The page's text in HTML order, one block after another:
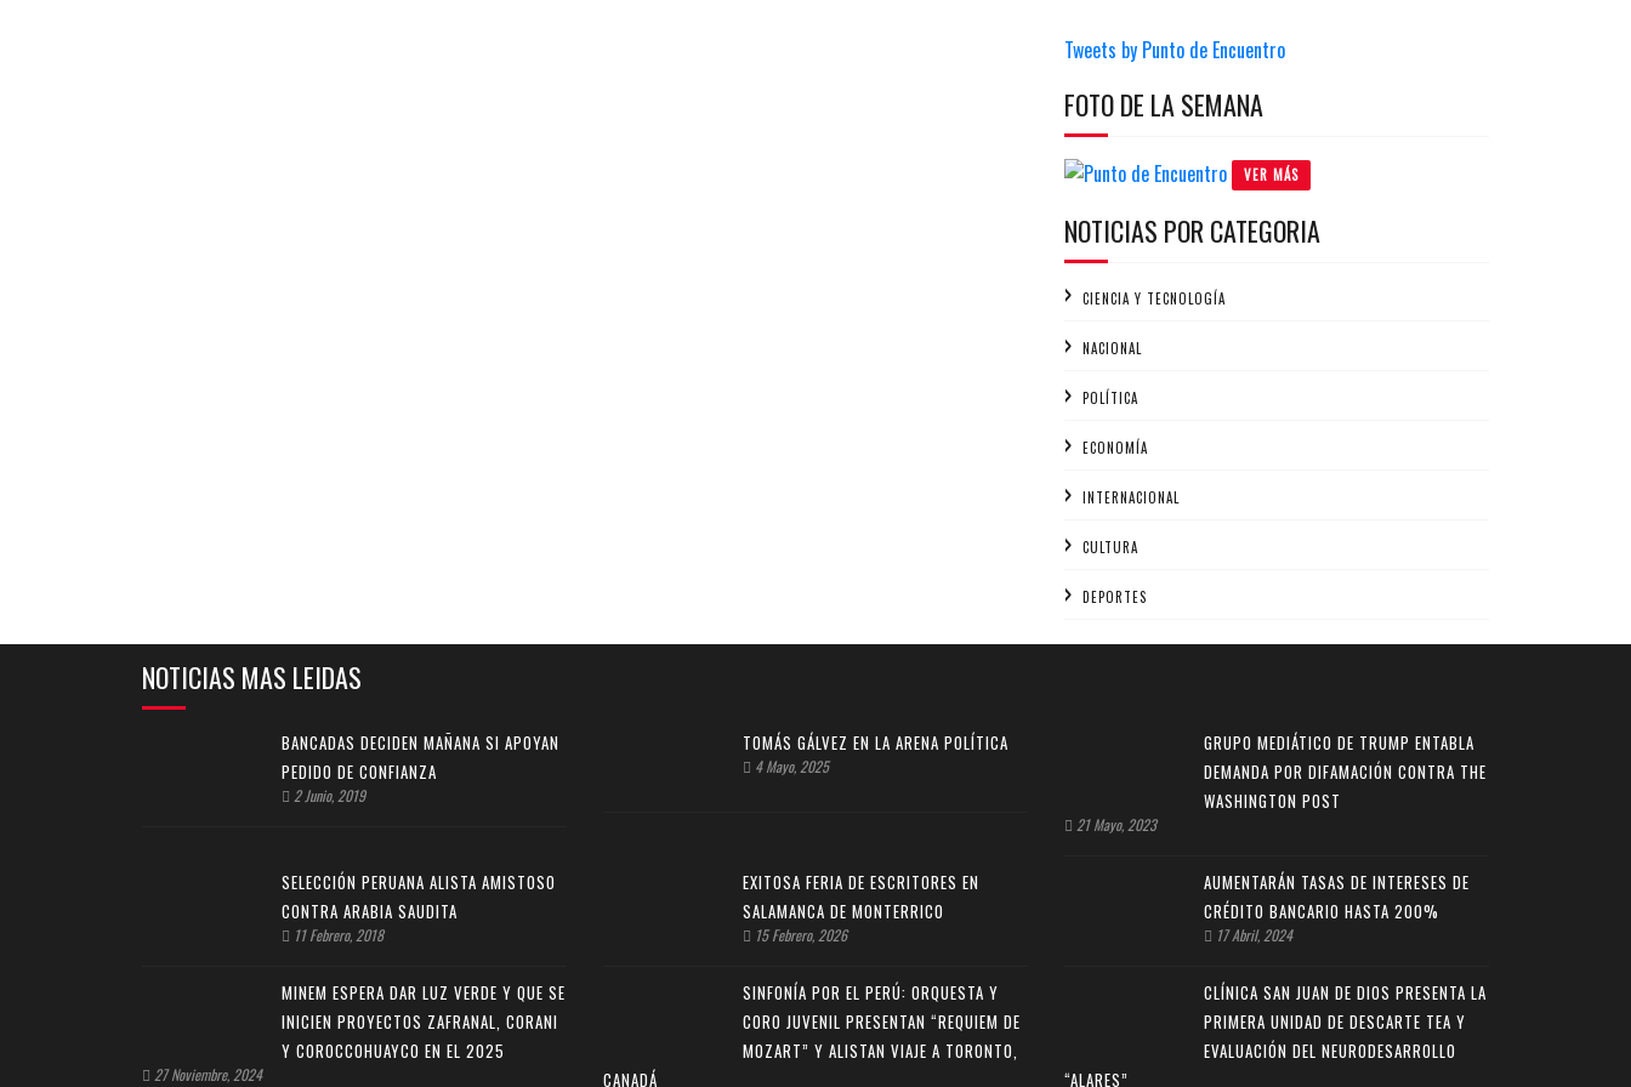
Tweets by Punto de Encuentro
FOTO DE LA SEMANA
VER MÁS
NOTICIAS POR CATEGORIA
CIENCIA Y TECNOLOGÍA
NACIONAL
POLÍTICA
ECONOMÍA
INTERNACIONAL
CULTURA
DEPORTES
NOTICIAS MAS LEIDAS
BANCADAS DECIDEN MAÑANA SI APOYAN
PEDIDO DE CONFIANZA
2 Junio, 2019
TOMÁS GÁLVEZ EN LA ARENA POLÍTICA
4 Mayo, 2025
GRUPO MEDIÁTICO DE TRUMP ENTABLA
DEMANDA POR DIFAMACIÓN CONTRA THE
WASHINGTON POST
21 Mayo, 2023
SELECCIÓN PERUANA ALISTA AMISTOSO
CONTRA ARABIA SAUDITA
11 Febrero, 2018
EXITOSA FERIA DE ESCRITORES EN
SALAMANCA DE MONTERRICO
15 Febrero, 2026
AUMENTARÁN TASAS DE INTERESES DE
CRÉDITO BANCARIO HASTA 200%
17 Abril, 2024
MINEM ESPERA DAR LUZ VERDE Y QUE SE
INICIEN PROYECTOS ZAFRANAL, CORANI
Y COROCCOHUAYCO EN EL 2025
27 Noviembre, 2024
SINFONÍA POR EL PERÚ: ORQUESTA Y
CORO JUVENIL PRESENTAN “REQUIEM DE
MOZART” Y ALISTAN VIAJE A TORONTO,
CANADÁ
CLÍNICA SAN JUAN DE DIOS PRESENTA LA
PRIMERA UNIDAD DE DESCARTE TEA Y
EVALUACIÓN DEL NEURODESARROLLO
“ALARES”